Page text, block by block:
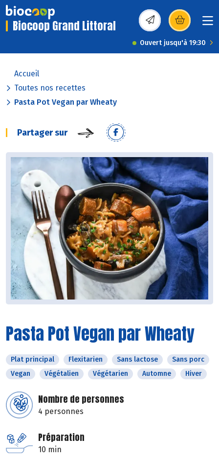
Biocoop Grand Littoral (s’ouvre dans une
Ouvert jusqu'à 19:30
Accueil
Toutes nos recettes
Pasta Pot Vegan par Wheaty
Partager sur
Pasta Pot Vegan par Wheaty
Plat principal Flexitarien Sans lactose
Sans porc
Vegan
Végétalien Végétarien Automne Hiver
Nombre de personnes
4 personnes
Préparation
10 min